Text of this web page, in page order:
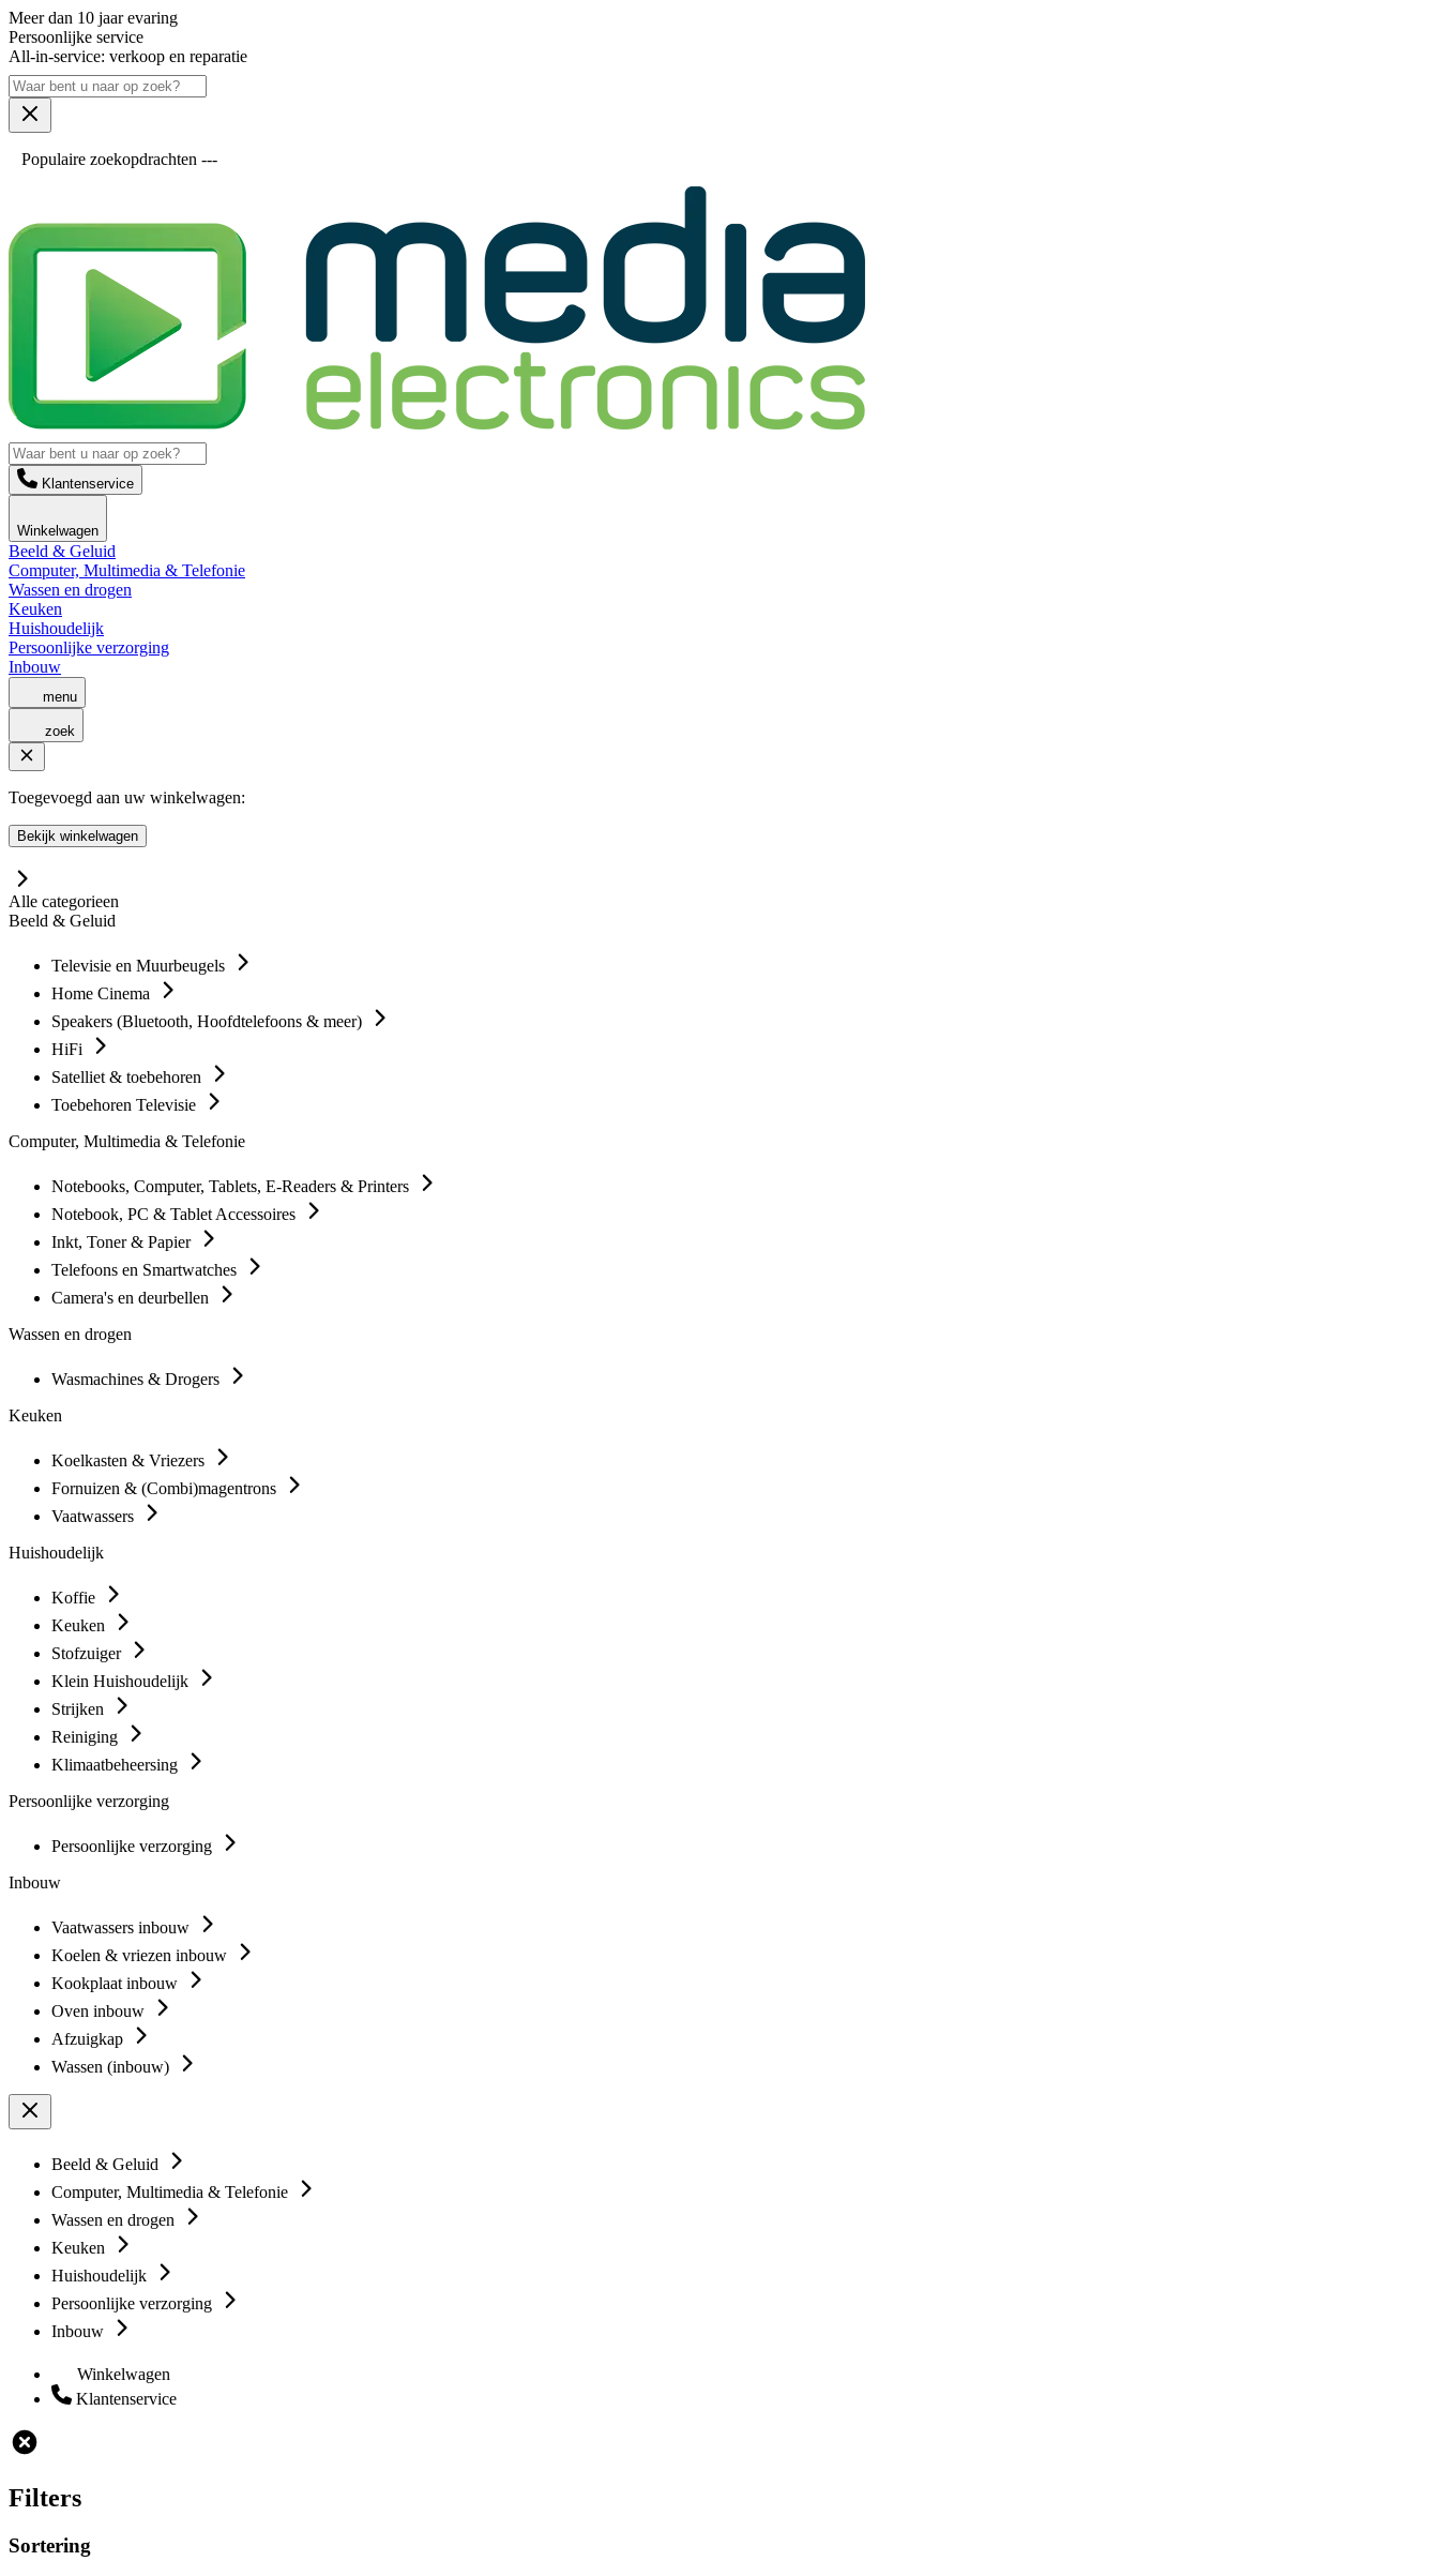
Meer dan 10 jaar evaring
Persoonlijke service
All-in-service: verkoop en reparatie
Populaire zoekopdrachten ---
Klantenservice
Winkelwagen
Beeld & Geluid
Computer, Multimedia & Telefonie
Wassen en drogen
Keuken
Huishoudelijk
Persoonlijke verzorging
Inbouw
menu
zoek
Toegevoegd aan uw winkelwagen:
Bekijk winkelwagen
Alle categorieen
Beeld & Geluid
Televisie en Muurbeugels
Home Cinema
Speakers (Bluetooth, Hoofdtelefoons & meer)
HiFi
Satelliet & toebehoren
Toebehoren Televisie
Computer, Multimedia & Telefonie
Notebooks, Computer, Tablets, E-Readers & Printers
Notebook, PC & Tablet Accessoires
Inkt, Toner & Papier
Telefoons en Smartwatches
Camera's en deurbellen
Wassen en drogen
Wasmachines & Drogers
Keuken
Koelkasten & Vriezers
Fornuizen & (Combi)magentrons
Vaatwassers
Huishoudelijk
Koffie
Keuken
Stofzuiger
Klein Huishoudelijk
Strijken
Reiniging
Klimaatbeheersing
Persoonlijke verzorging
Persoonlijke verzorging
Inbouw
Vaatwassers inbouw
Koelen & vriezen inbouw
Kookplaat inbouw
Oven inbouw
Afzuigkap
Wassen (inbouw)
Beeld & Geluid
Computer, Multimedia & Telefonie
Wassen en drogen
Keuken
Huishoudelijk
Persoonlijke verzorging
Inbouw
Winkelwagen
Klantenservice
Filters
Sortering